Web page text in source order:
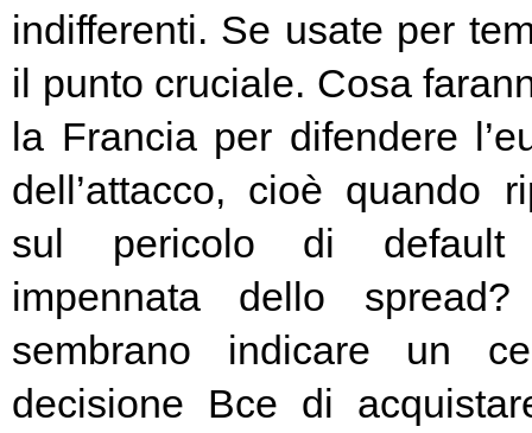
indifferenti. Se usate per
il punto cruciale. Cosa
la Francia per difendere
dell’attacco, cioè quando
sul pericolo di default
impennata dello
sembrano indicare un
decisione Bce di